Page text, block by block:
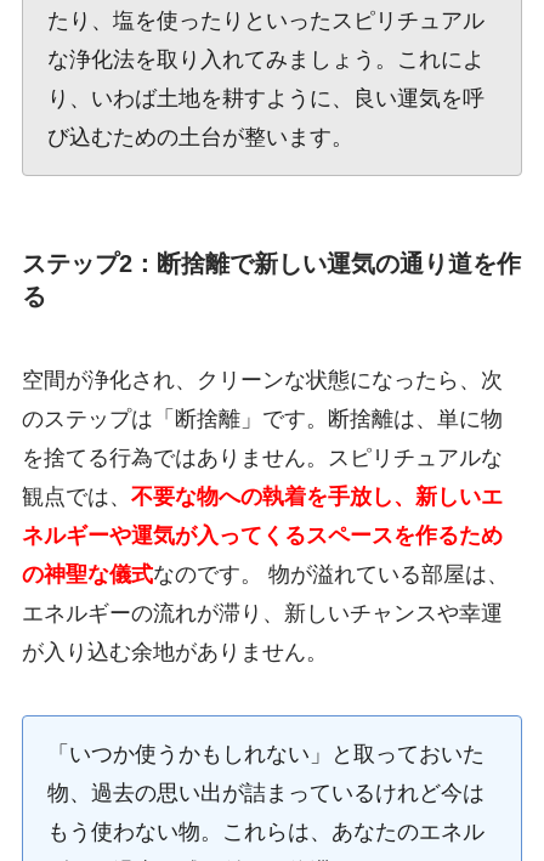
たり、塩を使ったりといったスピリチュアル
な浄化法を取り入れてみましょう。これによ
り、いわば土地を耕すように、良い運気を呼
び込むための土台が整います。
ステップ2：断捨離で新しい運気の通り道を作
る
空間が浄化され、クリーンな状態になったら、次
のステップは「断捨離」です。断捨離は、単に物
を捨てる行為ではありません。スピリチュアルな
観点では、 不要な物への執着を手放し、新しいエ
ネルギーや運気が入ってくるスペースを作るため
の神聖な儀式なのです。 物が溢れている部屋は、
エネルギーの流れが滞り、新しいチャンスや幸運
が入り込む余地がありません。
「いつか使うかもしれない」と取っておいた
物、過去の思い出が詰まっているけれど今は
もう使わない物。これらは、あなたのエネル